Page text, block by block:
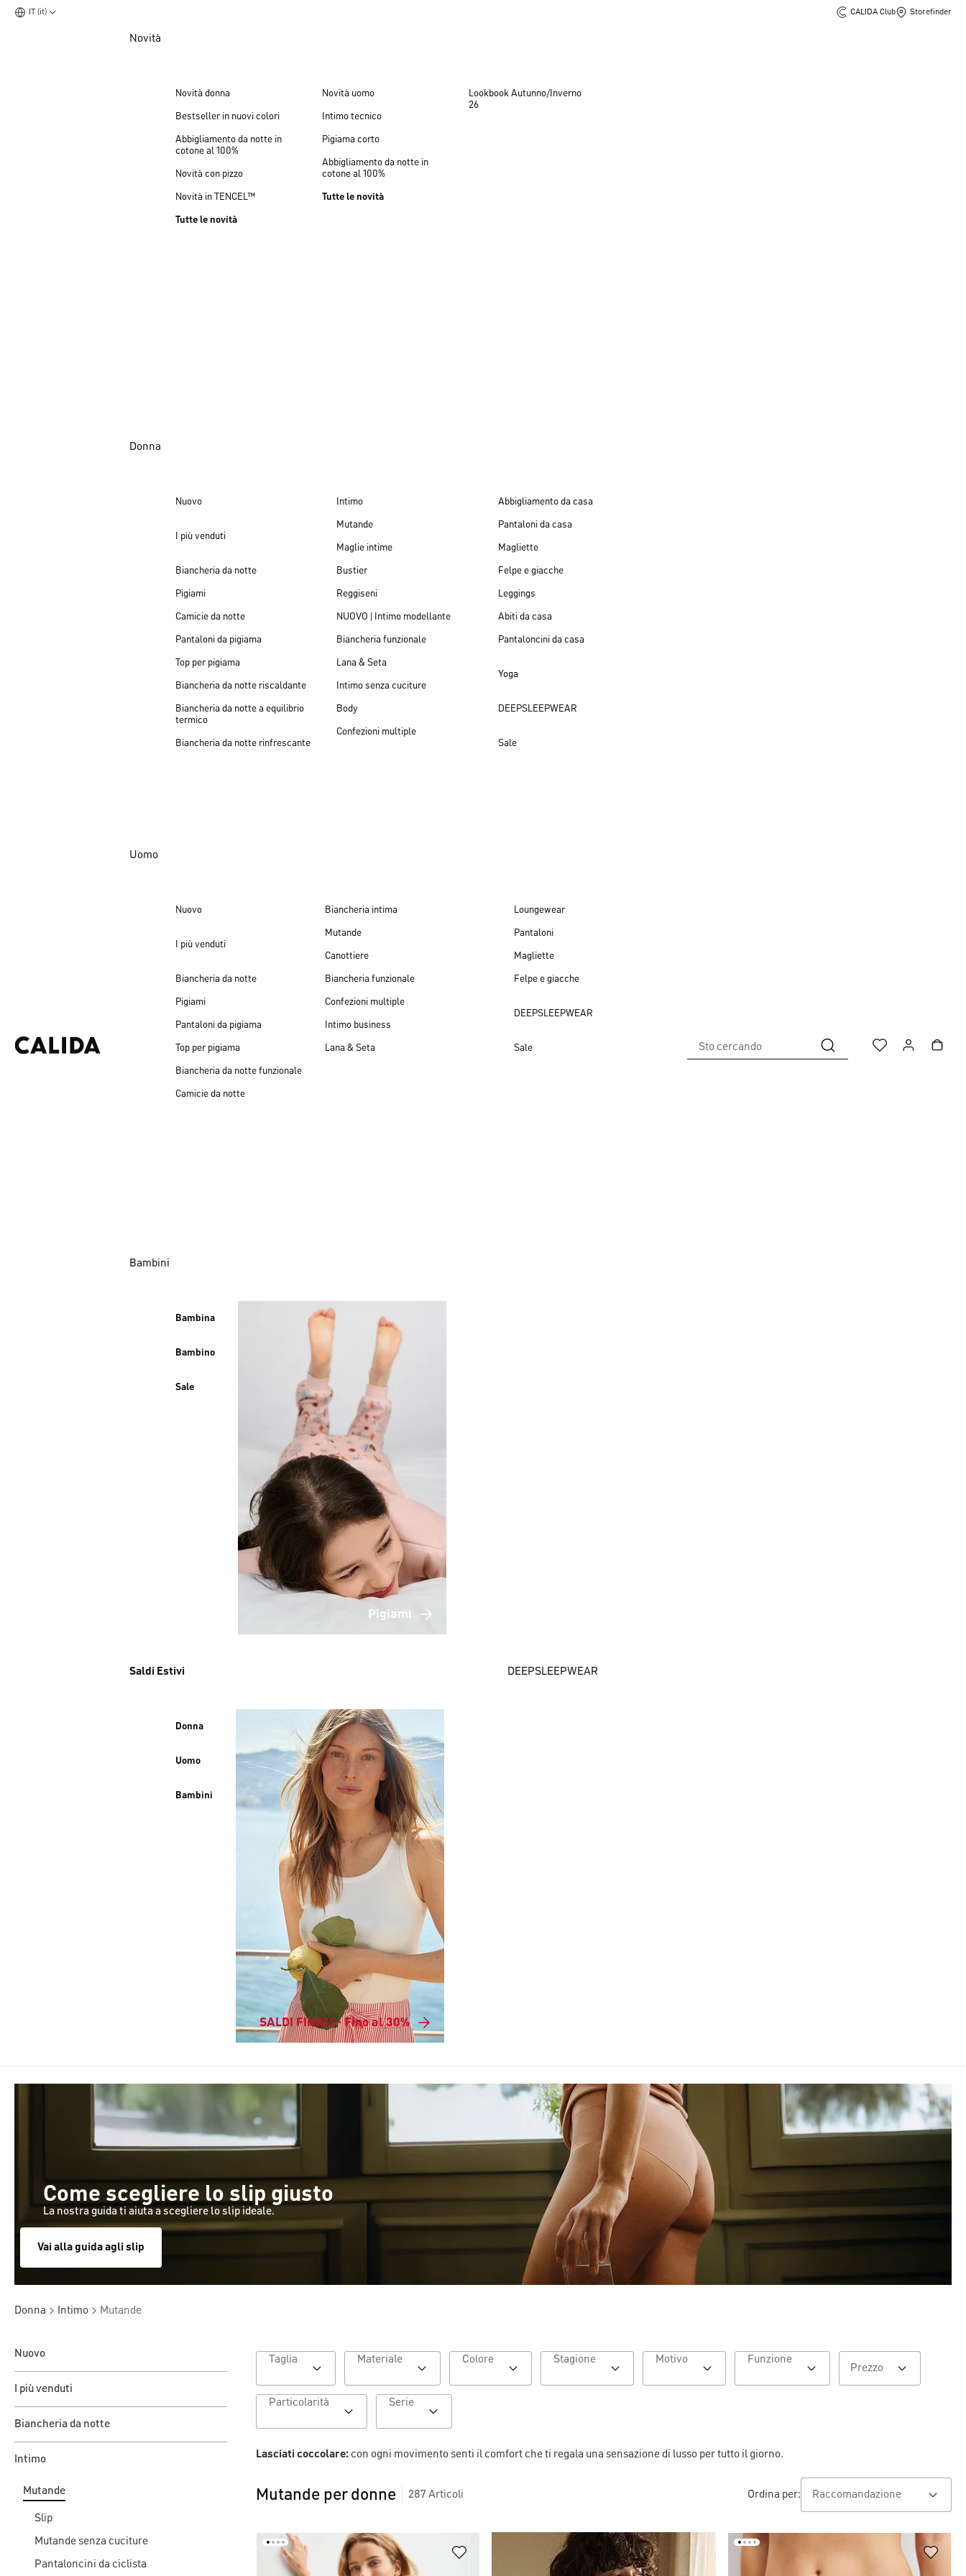
IT (it) CALIDA Club Storefinder
Vai al contenuto principaleNovità
Novità donna
Bestseller in nuovi colori
Abbigliamento da notte in
cotone al 100%
Novità con pizzo
Novità in TENCEL™
Tutte le novità
Novità uomo
Intimo tecnico
Pigiama corto
Abbigliamento da notte in
cotone al 100%
Tutte le novità
Lookbook Autunno/Inverno
26
Donna
Nuovo
I più venduti
Biancheria da notte
Pigiami
Camicie da notte
Pantaloni da pigiama
Top per pigiama
Biancheria da notte riscaldante
Biancheria da notte a equilibrio
termico
Biancheria da notte rinfrescante
Intimo
Mutande
Maglie intime
Bustier
Reggiseni
NUOVO | Intimo modellante
Biancheria funzionale
Lana & Seta
Intimo senza cuciture
Body
Confezioni multiple
Abbigliamento da casa
Pantaloni da casa
Magliette
Felpe e giacche
Leggings
Abiti da casa
Pantaloncini da casa
Yoga
DEEPSLEEPWEAR
Sale
Uomo
Nuovo
I più venduti
Biancheria da notte
Pigiami
Pantaloni da pigiama
Top per pigiama
Biancheria da notte funzionale
Camicie da notte
Biancheria intima
Mutande
Canottiere
Biancheria funzionale
Confezioni multiple
Intimo business
Lana & Seta
Loungewear
Pantaloni
Magliette
Felpe e giacche
DEEPSLEEPWEAR
Sale
Bambini
Bambina
Bambino
Sale
Pigiami
Saldi Estivi
Donna
Uomo
Bambini
SALDI FINALI - Fino al 30%
DEEPSLEEPWEAR
Come scegliere lo slip giusto
La nostra guida ti aiuta a scegliere lo slip ideale.
Vai alla guida agli slip
Donna Intimo Mutande
Nuovo
I più venduti
Biancheria da notte
Intimo
Mutande
Slip
Mutande senza cuciture
Pantaloncini da ciclista
Materiale Colore Stagione Motivo Funzione
Prezzo
Serie
Lasciati coccolare: con ogni movimento senti il comfort che ti regala una sensazione di lusso per tutto il giorno.
Mutande per donne 287 Articoli Ordina per: